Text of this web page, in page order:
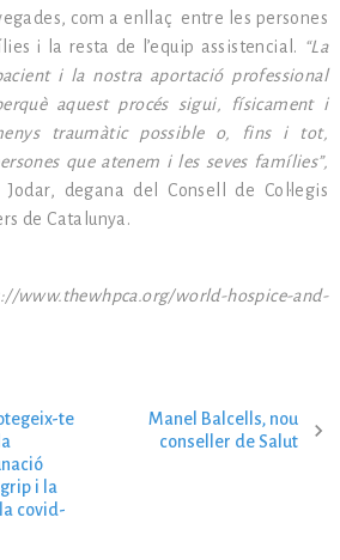
com a enllaç entre les persones
i la resta de l’equip assistencial. “La
i la nostra aportació professional
aquest procés sigui, físicament i
traumàtic possible o, fins i tot,
que atenem i les seves famílies”,
degana del Consell de Col·legis
de Catalunya.
www.thewhpca.org/world-hospice-and-
te
i la
covid-
Manel Balcells, nou
conseller de Salut